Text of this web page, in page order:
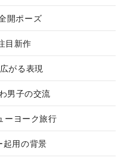
開ポーズ
目新作
がる表現
男子の交流
ーヨーク旅行
起用の背景